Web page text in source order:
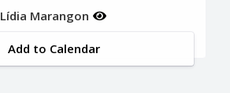
Lídia Marangon
Add to Calendar